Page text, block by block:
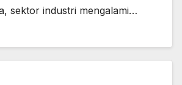
sektor industri mengalami…